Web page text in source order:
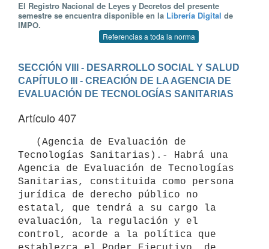
El Registro Nacional de Leyes y Decretos del presente
semestre se encuentra disponible en la Librería Digital de
IMPO.
Referencias a toda la norma
SECCIÓN VIII - DESARROLLO SOCIAL Y SALUD
CAPÍTULO III - CREACIÓN DE LA AGENCIA DE
EVALUACIÓN DE TECNOLOGÍAS SANITARIAS
Artículo 407
Tecnologías Sanitarias).- Habrá una
Agencia de Evaluación de Tecnologías
Sanitarias, constituida como persona
jurídica de derecho público no
estatal, que tendrá a su cargo la
evaluación, la regulación y el
control, acorde a la política que